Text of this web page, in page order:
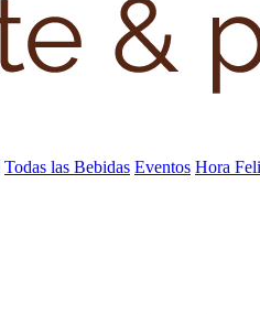
Todas las Bebidas Eventos Hora